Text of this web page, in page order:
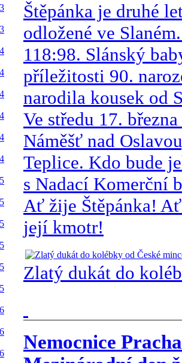
Štěpánka je druhé
odložené ve
118:98. Slánský
příležitosti 90.
narodila kousek od
Ve středu 17.
Náměšť nad
Teplice. Kdo bude
s Nadací Komerční
Ať žije Štěpánka!
její kmotr!
Zlatý dukát do
Nemocnice